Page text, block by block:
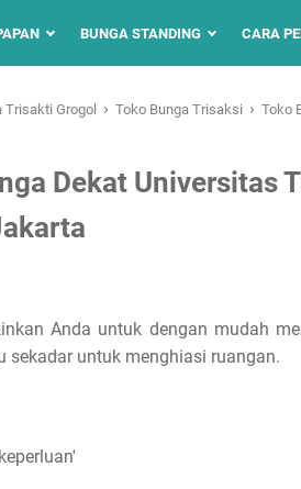
BUNGA STANDING CARA
Trisakti Grogol › Toko Bunga Trisaksi › Toko
Dekat Universitas
Anda untuk dengan mudah
sekadar untuk menghiasi ruangan.